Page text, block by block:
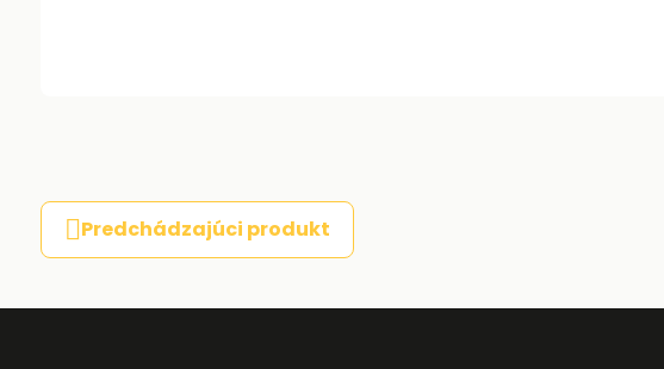
Predchádzajúci produkt